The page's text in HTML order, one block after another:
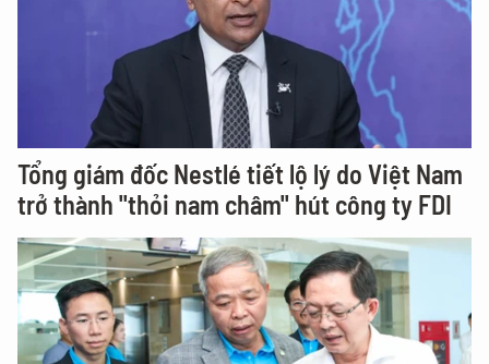
Tổng giám đốc Nestlé tiết lộ lý do Việt Nam
trở thành "thỏi nam châm" hút công ty FDI